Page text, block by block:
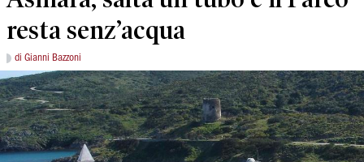
resta senz’acqua
di Gianni Bazzoni